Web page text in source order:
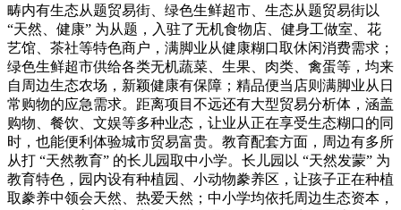
畴内有生态从题贸易街、绿色生鲜超市、生态从题贸易街以
“天然、健康” 为从题，入驻了无机食物店、健身工做室、花
艺馆、茶社等特色商户，满脚业从健康糊口取休闲消费需求；
绿色生鲜超市供给各类无机蔬菜、生果、肉类、禽蛋等，均来
自周边生态农场，新颖健康有保障；精品便当店则满脚业从日
常购物的应急需求。距离项目不远还有大型贸易分析体，涵盖
购物、餐饮、文娱等多种业态，让业从正在享受生态糊口的同
时，也能便利体验城市贸易富贵。教育配套方面，周边有多所
从打 “天然教育” 的长儿园取中小学。长儿园以 “天然发蒙” 为
教育特色，园内设有种植园、小动物豢养区，让孩子正在种植
取豢养中领会天然、热爱天然；中小学均依托周边生态资本，